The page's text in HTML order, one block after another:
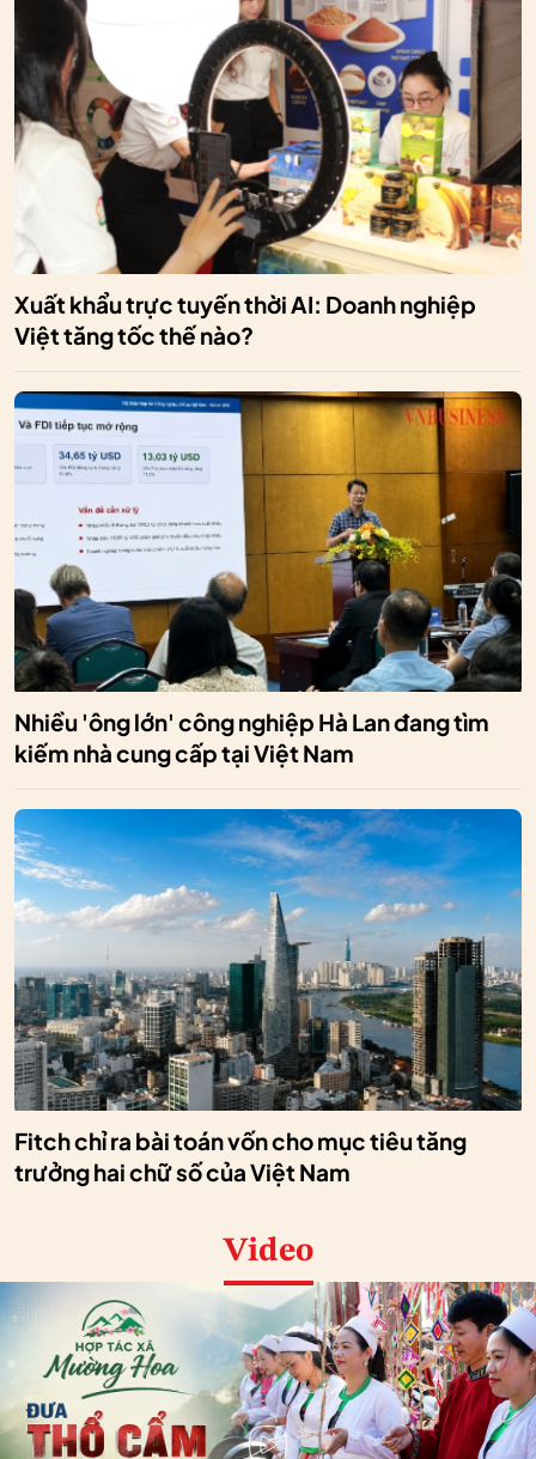
Xuất khẩu trực tuyến thời AI: Doanh nghiệp
Việt tăng tốc thế nào?
Nhiều 'ông lớn' công nghiệp Hà Lan đang tìm
kiếm nhà cung cấp tại Việt Nam
Fitch chỉ ra bài toán vốn cho mục tiêu tăng
trưởng hai chữ số của Việt Nam
Video